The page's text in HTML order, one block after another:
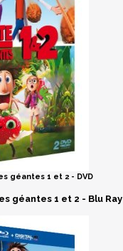
géantes 1 et 2 - DVD
géantes 1 et 2 - Blu Ray